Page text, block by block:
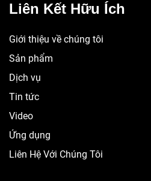
Liên Kết Hữu Ích
Giới thiệu về chúng tôi
Sản phẩm
Dịch vụ
Tin tức
Video
Ứng dụng
Liên Hệ Với Chúng Tôi